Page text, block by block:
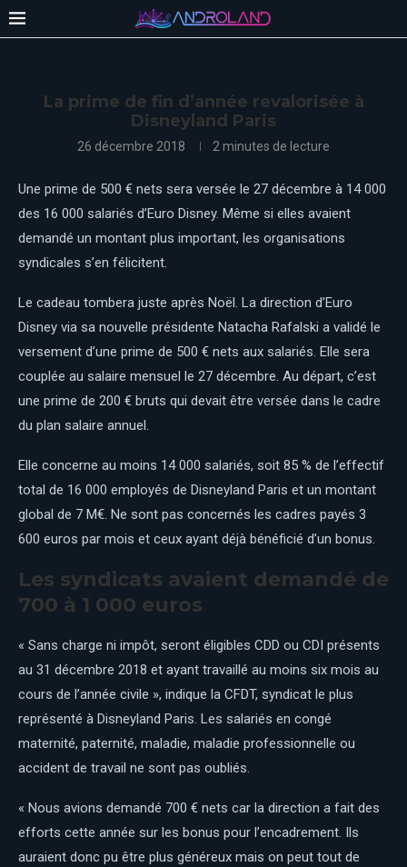
La prime de fin d’année revalorisée à
Disneyland Paris
26 décembre 2018 2 minutes de lecture
Une prime de 500 € nets sera versée le 27 décembre à 14 000
des 16 000 salariés d’Euro Disney. Même si elles avaient
demandé un montant plus important, les organisations
syndicales s’en félicitent.
Le cadeau tombera juste après Noël. La direction d’Euro
Disney via sa nouvelle présidente Natacha Rafalski a validé le
versement d’une prime de 500 € nets aux salariés. Elle sera
couplée au salaire mensuel le 27 décembre. Au départ, c’est
une prime de 200 € bruts qui devait être versée dans le cadre
du plan salaire annuel.
Elle concerne au moins 14 000 salariés, soit 85 % de l’effectif
total de 16 000 employés de Disneyland Paris et un montant
global de 7 M€. Ne sont pas concernés les cadres payés 3
600 euros par mois et ceux ayant déjà bénéficié d’un bonus.
Les syndicats avaient demandé de
700 à 1 000 euros
« Sans charge ni impôt, seront éligibles CDD ou CDI présents
au 31 décembre 2018 et ayant travaillé au moins six mois au
cours de l’année civile », indique la CFDT, syndicat le plus
représenté à Disneyland Paris. Les salariés en congé
maternité, paternité, maladie, maladie professionnelle ou
accident de travail ne sont pas oubliés.
« Nous avions demandé 700 € nets car la direction a fait des
efforts cette année sur les bonus pour l’encadrement. Ils
auraient donc pu être plus généreux mais on peut tout de